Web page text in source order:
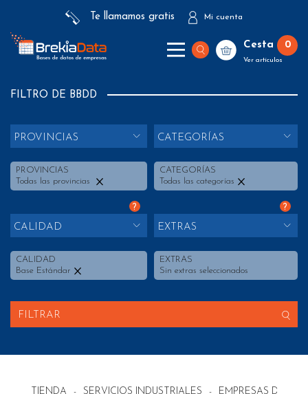
Te llamamos gratis Mi cuenta
Cesta 0
Ver artículos
FILTRO DE BBDD
PROVINCIAS
PROVINCIAS
Todas las provincias
CATEGORÍAS
CATEGORÍAS
Todas las categorías
?
CALIDAD
CALIDAD
Base Estándar
?
EXTRAS
EXTRAS
Sin extras seleccionados
FILTRAR
TIENDA - SERVICIOS INDUSTRIALES - EMPRESAS DE